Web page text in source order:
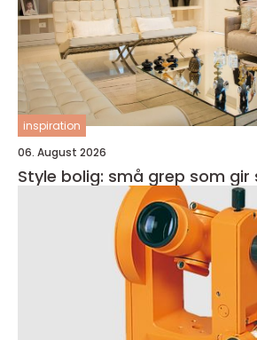
inspiration
06. August 2026
Style bolig: små grep som